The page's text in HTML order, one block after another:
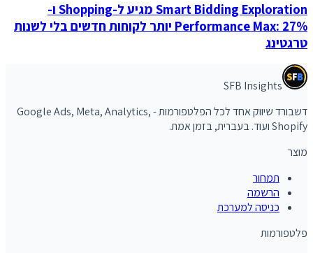
Smart Bidding Exploration מגיע ל-Shopping ו-
Performance Max: 27% יותר לקוחות חדשים בלי לשנות
טרגטינג
SFB
SFB Insights
דשבורד שיווק אחד לכל הפלטפורמות - Google Ads, Meta, Analytics,
Shopify ועוד. בעברית, בזמן אמת.
מוצר
תמחור
הרשמה
כניסה למערכת
פלטפורמות